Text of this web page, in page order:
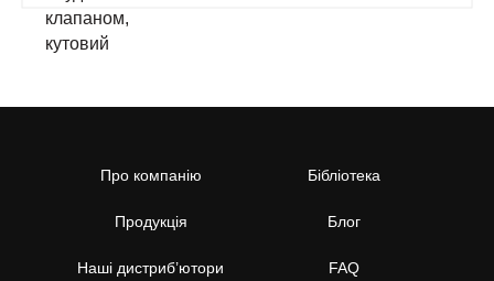
Про компанію
Продукція
Наші дистриб’ютори
Бібліотека
Блог
FAQ